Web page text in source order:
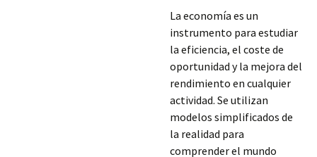
La economía es un
instrumento para estudiar
la eficiencia, el coste de
oportunidad y la mejora del
rendimiento en cualquier
actividad. Se utilizan
modelos simplificados de
la realidad para
comprender el mundo